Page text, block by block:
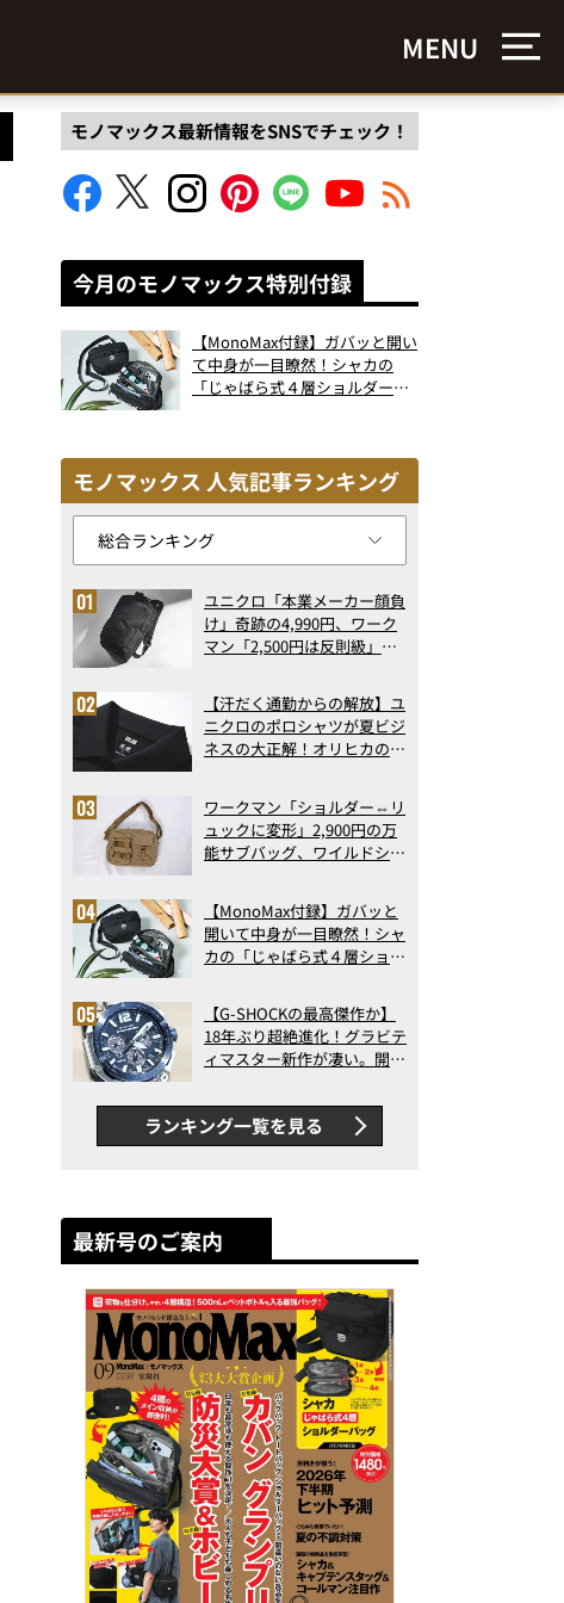
MENU
モノマックス最新情報をSNSでチェック！
今月のモノマックス特別付録
【MonoMax付録】ガバッと開い
て中身が一目瞭然！シャカの
「じゃばら式４層ショルダーバ
モノマックス 人気記事ランキング
ユニクロ「本業メーカー顔負
け」奇跡の4,990円、ワーク
マン「2,500円は反則級」凄
ト3】（2026年6月版）
【汗だく通勤からの解放】ユ
ニクロのポロシャツが夏ビジ
ネスの大正解！オリヒカの透
アの実力
ワークマン「ショルダー⇔リ
ュックに変形」2,900円の万
能サブバッグ、ワイルドシン
記事ランキングベスト3】
（2026年6月版）
【MonoMax付録】ガバッと
開いて中身が一目瞭然！シャ
カの「じゃばら式４層ショル
った！
【G-SHOCKの最高傑作か】
18年ぶり超絶進化！グラビテ
ィマスター新作が凄い。開発
新ムーブメントの衝撃
ランキング一覧を見る
最新号のご案内